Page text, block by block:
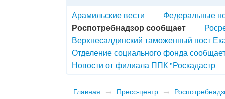
Арамильские вести
Федеральные
Роспотребнадзор сообщает
Верхнесалдинский таможенный пост
Отделение социального фонда
Новости от филиала ППК "Роскадастр
Главная → Пресс-центр →